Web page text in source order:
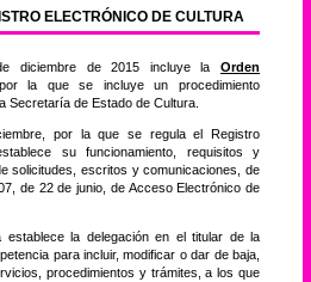
ELECTRÓNICO DE CULTURA
diciembre de 2015 incluye la Orden
la que se incluye un procedimiento
Secretaría de Estado de Cultura.
por la que se regula el Registro
su funcionamiento, requisitos y
solicitudes, escritos y comunicaciones, de
de 22 de junio, de Acceso Electrónico de
establece la delegación en el titular de la
para incluir, modificar o dar de baja,
procedimientos y trámites, a los que